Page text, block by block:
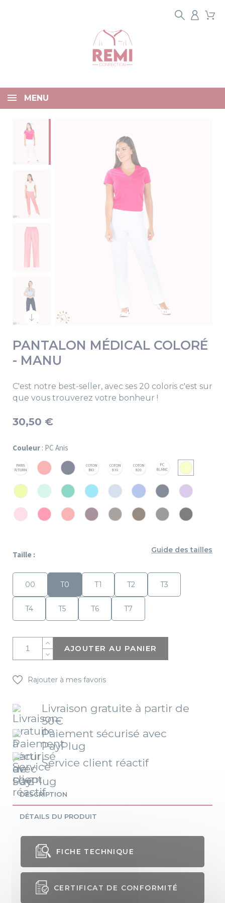
MENU
PANTALON MÉDICAL COLORÉ
- MANU
C'est notre best-seller, avec ses 20 coloris c'est sur
que vous trouverez votre bonheur !
30,50 €
Couleur : PC Anis
Paris
Return
Blanc
Paris
Return
Corail
Paris
Return
Marine
Coton
Blanc
Coton
B19
Coton
B20
PC
PC
PC
PC
PC
Emeraude
PC
PC
PC
Azur
PC
PC
PC
PC
PC
PC
PC
PC
PC
PC
Taille :
Guide des tailles
00 T0 T1 T2 T3
T4 T5 T6 T7
AJOUTER AU PANIER
Rajouter à mes favoris
Livraison gratuite à partir de
50€
Paiement sécurisé avec
PayPlug
Service client réactif
DESCRIPTION
DÉTAILS DU PRODUIT
FICHE TECHNIQUE
CERTIFICAT DE CONFORMITÉ
Genre Mixte
Coupe